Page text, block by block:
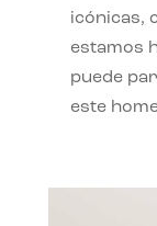
icónicas,
estamos
puede
este